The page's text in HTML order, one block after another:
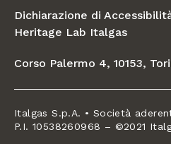
Dichiarazione di
Heritage Lab Italgas
Corso Palermo 4, 10153,
Italgas S.p.A. • Società
P.I. 10538260968 – ©2021